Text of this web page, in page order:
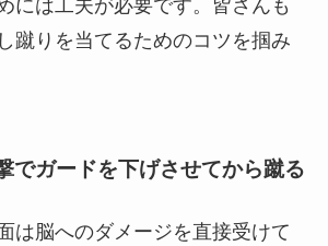
には工夫が必要です。皆さんも
蹴りを当てるためのコツを掴み
でガードを下げさせてから蹴る
は脳へのダメージを直接受けて